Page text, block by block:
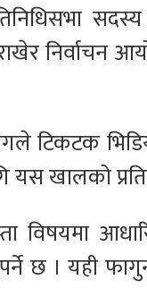
सदस्य
निर्वाचन
टिकटक
यस खालको
विषयमा
छ ।